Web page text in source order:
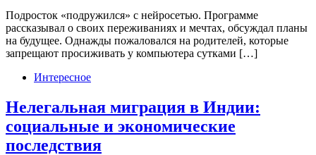
Подросток «подружился» с нейросетью. Программе
рассказывал о своих переживаниях и мечтах, обсуждал планы
на будущее. Однажды пожаловался на родителей, которые
запрещают просиживать у компьютера сутками […]
Интересное
Нелегальная миграция в Индии:
социальные и экономические
последствия